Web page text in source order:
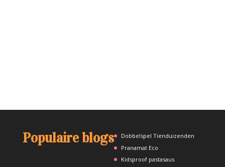
Populaire blogs
Dobbelspel Tienduizenden
Pranamat Eco
Kidsproof pastasaus